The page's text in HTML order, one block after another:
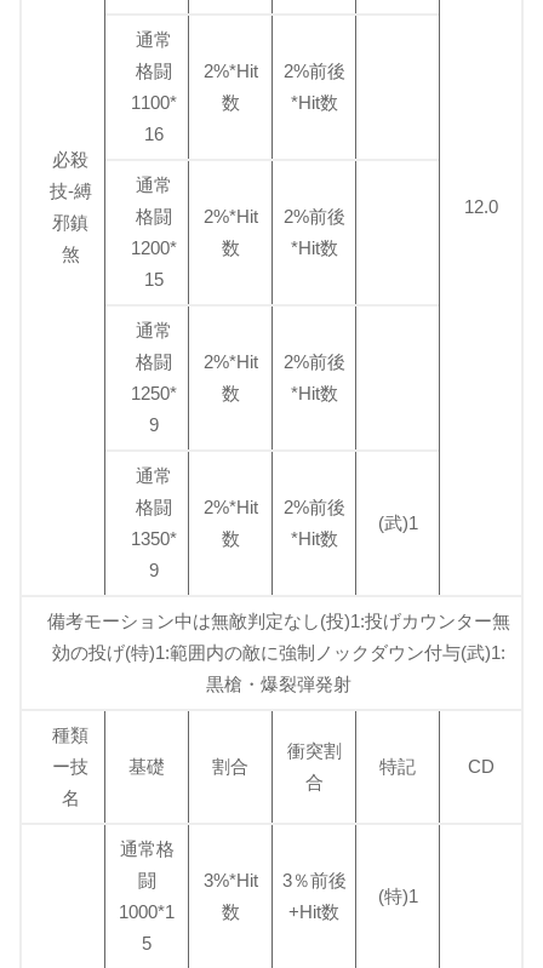
必殺
技-縛
邪鎮
煞
12.0
通常
格闘
1100*
16
2%*Hit
数
2%前後
*Hit数
通常
格闘
1200*
15
2%*Hit
数
2%前後
*Hit数
通常
格闘
1250*
9
2%*Hit
数
2%前後
*Hit数
通常
格闘
1350*
9
2%*Hit
数
2%前後
*Hit数
(武)1
備考モーション中は無敵判定なし(投)1:投げカウンター無
効の投げ(特)1:範囲内の敵に強制ノックダウン付与(武)1:
黒槍・爆裂弾発射
種類
ー技
名
基礎 割合
衝突割
合
特記 CD
通常格
闘
1000*1
5
3%*Hit
数
3％前後
+Hit数
(特)1